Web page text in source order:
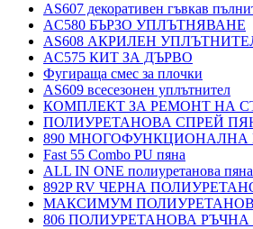
AS607 декоративен гъвкав
AC580 БЪРЗО УПЛЪТНЯВАНЕ
AS608 АКРИЛЕН
AC575 КИТ ЗА ДЪРВО
Фугираща смес за плочки
AS609 всесезонен уплътнител
КОМПЛЕКТ ЗА РЕМОНТ НА
ПОЛИУРЕТАНОВА СПРЕЙ
890
Fast 55 Combo PU пяна
ALL IN ONE полиуретанова пяна
892P RV ЧЕРНА
МАКСИМУМ
806 ПОЛИУРЕТАНОВА